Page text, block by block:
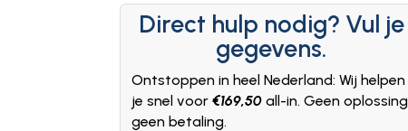
Direct hulp nodig? Vul je
gegevens.
Ontstoppen in heel Nederland: Wij helpen
je snel voor €169,50 all-in. Geen oplossing
geen betaling.